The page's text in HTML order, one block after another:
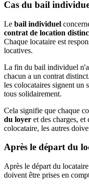
Cas du bail
Le bail individuel
contrat de location
Chaque locataire est
locatives.
La fin du bail individuel
chacun a un contrat
les colocataires signent un
tous solidairement.
Cela signifie que chaque
du loyer et des charges, et
colocataire, les autres
Après le départ du
Après le départ du
doivent être prises en